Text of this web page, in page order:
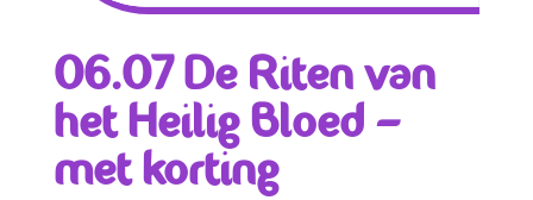
06.07 De Riten van
het Heilig Bloed –
met korting